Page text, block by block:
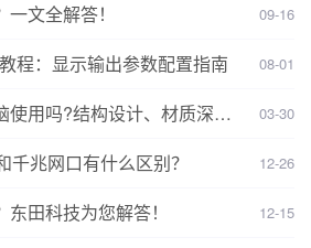
文全解答！ 09-16
程：显示输出参数配置指南 08-01
使用吗?结构设计、材质深度
03-30
千兆网口有什么区别？ 12-26
田科技为您解答！ 12-15